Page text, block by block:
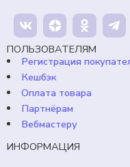
ПОЛЬЗОВАТЕЛЯМ
Регистрация
Кешбэк
Оплата товара
Партнёрам
Вебмастеру
ИНФОРМАЦИЯ